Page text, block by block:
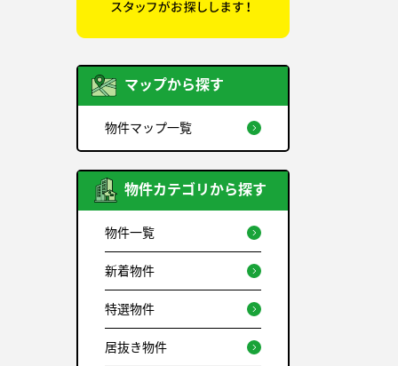
マップから探す
物件マップ一覧
物件カテゴリから探す
物件一覧
新着物件
特選物件
居抜き物件